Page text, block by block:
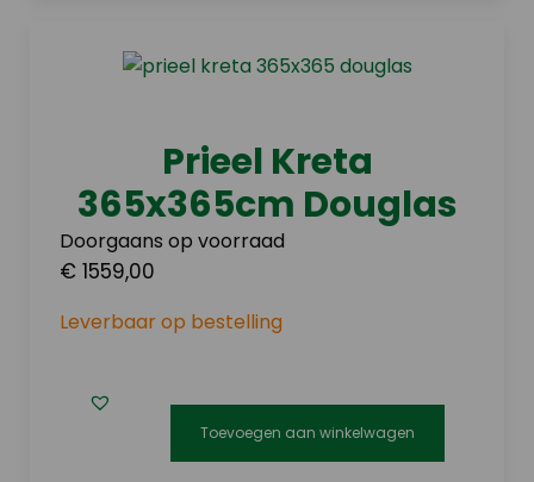
Prieel Kreta
365x365cm Douglas
Doorgaans op voorraad
€ 1559,00
Leverbaar op bestelling
Toevoegen aan winkelwagen